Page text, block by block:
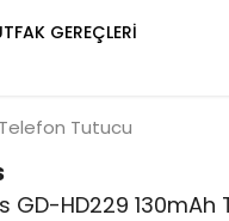
GEREÇLERİ
Tutucu
GD-HD229 130mAh